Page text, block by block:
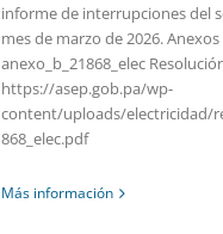
informe de interrupciones del
mes de marzo de 2026.
anexo_b_21868_elec
https://asep.gob.pa/wp-
content/uploads/electricidad/
868_elec.pdf
Más información